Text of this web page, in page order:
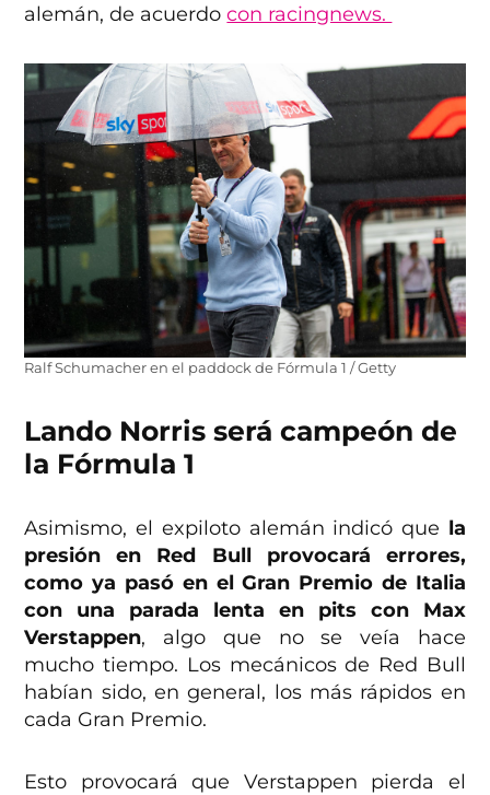
alemán, de acuerdocon racingnews.
Ralf Schumacher en el paddock de Fórmula 1 / Getty
Lando Norris será campeón de
la Fórmula 1
Asimismo, el expiloto alemán indicó que la
presión en Red Bull provocará errores,
como ya pasó en el Gran Premio de Italia
con una parada lenta en pits con Max
Verstappen, algo que no se veía hace
mucho tiempo. Los mecánicos de Red Bull
habían sido, en general, los más rápidos en
cada Gran Premio.
Esto provocará que Verstappen pierda el